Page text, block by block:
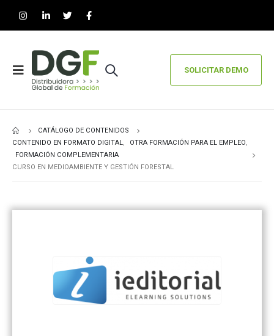
SOLICITAR DEMO
CATÁLOGO DE CONTENIDOS
CONTENIDO EN FORMATO DIGITAL, OTRA FORMACIÓN PARA EL EMPLEO,
FORMACIÓN COMPLEMENTARIA
CURSO EN MEDIOAMBIENTE Y GESTIÓN FORESTAL